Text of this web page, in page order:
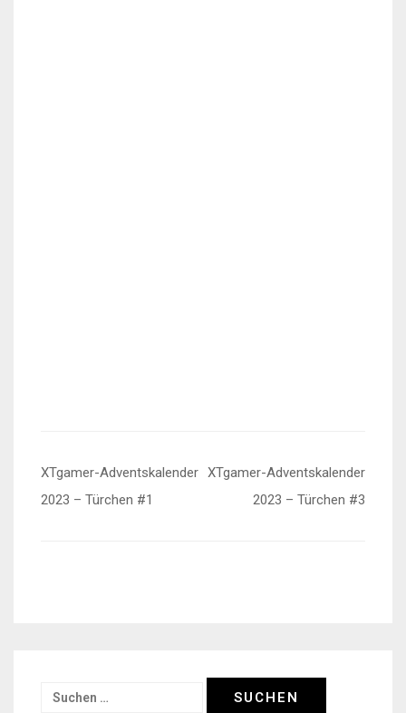
Beitragsnavigation
XTgamer-Adventskalender
2023 – Türchen #1
XTgamer-Adventskalender
2023 – Türchen #3
Suchen